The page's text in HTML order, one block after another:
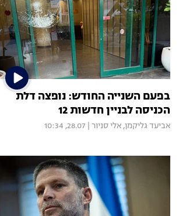
בפעם השנייה החודש: נופצה דלת
הכניסה לבניין חדשות 12
אביעד גליקמן, אלי סניור 28.07, 10:34